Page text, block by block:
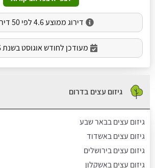
דירוג ממוצע 4.6 לפי 50 דירוגים
מעודכן לחודש אוגוסט בשנת 2026
גיזום עצים בדרום
גיזום עצים בבאר שבע
גיזום עצים באשדוד
גיזום עצים בירושלים
גיזום עצים באשקלון